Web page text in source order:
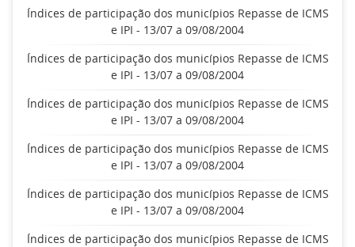
Índices de participação dos municípios Repasse de ICMS
e IPI - 13/07 a 09/08/2004
Índices de participação dos municípios Repasse de ICMS
e IPI - 13/07 a 09/08/2004
Índices de participação dos municípios Repasse de ICMS
e IPI - 13/07 a 09/08/2004
Índices de participação dos municípios Repasse de ICMS
e IPI - 13/07 a 09/08/2004
Índices de participação dos municípios Repasse de ICMS
e IPI - 13/07 a 09/08/2004
Índices de participação dos municípios Repasse de ICMS